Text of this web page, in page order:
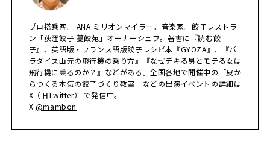
プロ搭乗客。 ANA ミリオンマイラー。音楽家。餃子レストラ
ン「荻窪餃子 蔓餃苑」オーナーシェフ。著書に『読む餃
子』、英語版・フランス語版餃子レシピ本『GYOZA』、『パ
ラダイス山元の飛行機の乗り方』『なぜデキる男とモテる女は
飛行機に乗るのか？』などがある。全国各地で開催中の「皮か
らつくる本気の餃子づくり教室」などの出演イベントの詳細は
X（旧Twitter） で発信中。
X @mambon